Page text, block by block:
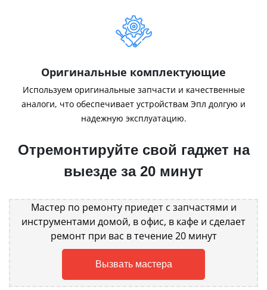
Оригинальные комплектующие
Используем оригинальные запчасти и качественные
аналоги, что обеспечивает устройствам Эпл долгую и
надежную эксплуатацию.
Отремонтируйте свой гаджет на
выезде за 20 минут
Мастер по ремонту приедет с запчастями и
инструментами домой, в офис, в кафе и сделает
ремонт при вас в течение 20 минут
Вызвать мастера